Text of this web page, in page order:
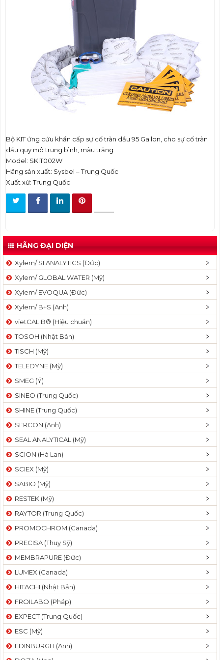
Bộ KIT ứng cứu khẩn cấp sự cố tràn dầu 95 Gallon, cho sự cố tràn
dầu quy mô trung bình, màu trắng
Model: SKIT002W
Hãng sản xuất: Sysbel – Trung Quốc
Xuất xứ: Trung Quốc
HÃNG ĐẠI DIỆN
Xylem/ SI ANALYTICS (Đức)
Xylem/ GLOBAL WATER (Mỹ)
Xylem/ EVOQUA (Đức)
Xylem/ B+S (Anh)
vietCALIB® (Hiệu chuẩn)
TOSOH (Nhật Bản)
TISCH (Mỹ)
TELEDYNE (Mỹ)
SMEG (Ý)
SINEO (Trung Quốc)
SHINE (Trung Quốc)
SERCON (Anh)
SEAL ANALYTICAL (Mỹ)
SCION (Hà Lan)
SCIEX (Mỹ)
SABIO (Mỹ)
RESTEK (Mỹ)
RAYTOR (Trung Quốc)
PROMOCHROM (Canada)
PRECISA (Thuỵ Sỹ)
MEMBRAPURE (Đức)
LUMEX (Canada)
HITACHI (Nhật Bản)
FROILABO (Pháp)
EXPECT (Trung Quốc)
ESC (Mỹ)
EDINBURGH (Anh)